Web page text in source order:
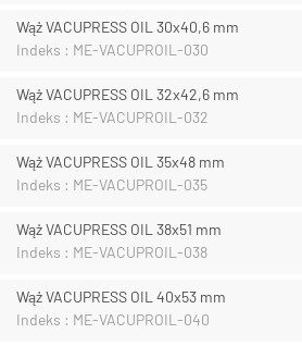
Wąż VACUPRESS OIL 30x40,6 mm
Indeks : ME-VACUPROIL-030
Wąż VACUPRESS OIL 32x42,6 mm
Indeks : ME-VACUPROIL-032
Wąż VACUPRESS OIL 35x48 mm
Indeks : ME-VACUPROIL-035
Wąż VACUPRESS OIL 38x51 mm
Indeks : ME-VACUPROIL-038
Wąż VACUPRESS OIL 40x53 mm
Indeks : ME-VACUPROIL-040